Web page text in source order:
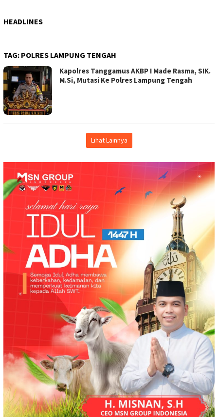
HEADLINES
TAG: POLRES LAMPUNG TENGAH
Kapolres Tanggamus AKBP I Made Rasma, SIK.
M.Si, Mutasi Ke Polres Lampung Tengah
Lihat Lainnya